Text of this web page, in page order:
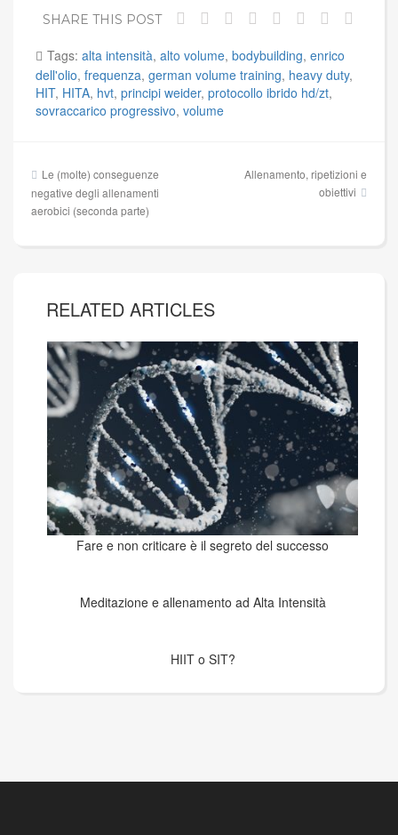
SHARE THIS POST
Tags: alta intensità, alto volume, bodybuilding, enrico
dell'olio, frequenza, german volume training, heavy duty,
HIT, HITA, hvt, principi weider, protocollo ibrido hd/zt,
sovraccarico progressivo, volume
Navigazione
articoli
Le (molte) conseguenze
negative degli allenamenti
aerobici (seconda parte)
Allenamento, ripetizioni e
obiettivi
RELATED ARTICLES
Fare e non criticare è il segreto del successo
Meditazione e allenamento ad Alta Intensità
HIIT o SIT?